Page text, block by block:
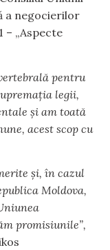
a negocierilor
– „Aspecte
pentru
legii,
și am toată
acest scop cu
și, în cazul
Moldova,
promisiunile”,